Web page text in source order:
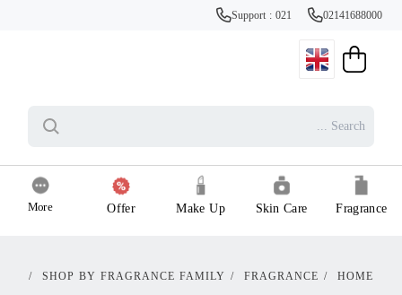
Support : 021 02141688000
Fragrance
Skin Care
Make Up
Offer
More
HOME
/
FRAGRANCE
/
SHOP BY FRAGRANCE FAMILY
/